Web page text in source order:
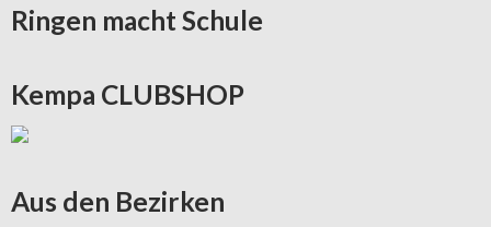
Ringen macht Schule
Kempa CLUBSHOP
Aus den Bezirken